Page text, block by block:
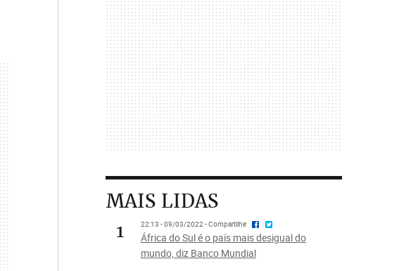
MAIS LIDAS
1
22:13 - 09/03/2022 - Compartilhe
África do Sul é o país mais desigual do
mundo, diz Banco Mundial